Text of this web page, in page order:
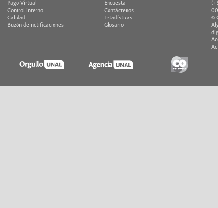
Pago Virtual
Control interno
Calidad
Buzón de notificaciones
Encuesta
Contáctenos
Estadísticas
Glosario
©